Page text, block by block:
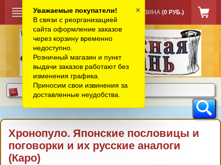
КОРЗИНА (0 РУБ.)
Хронопуло. Японские пословицы и
поговорки и их русские аналоги
(Каро)
Уважаемые покупатели!
В связи с реорганизацией
сайта оформление заказов
через корзину временно
недоступно.
Розничный магазин и пункт
выдачи заказов работают без
изменения графика.
Приносим свои извинения за
доставленные неудобства.
×